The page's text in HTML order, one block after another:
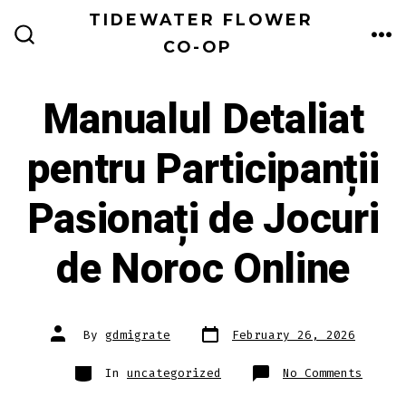
TIDEWATER FLOWER
CO-OP
Manualul Detaliat
pentru Participanții
Pasionați de Jocuri
de Noroc Online
Post
author
By gdmigrate Post
date
February 26, 2026
Categories
In uncategorized No Comments